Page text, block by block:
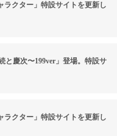
ラクター」特設サイトを更新し
と慶次〜199ver」登場。特設サ
ラクター」特設サイトを更新し